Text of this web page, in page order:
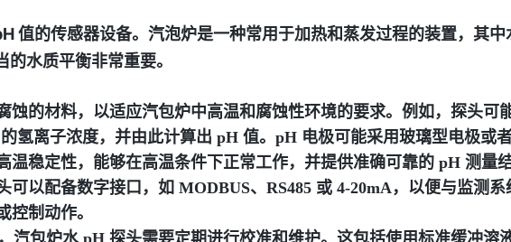
值的传感器设备。汽泡炉是一种常用于加热和蒸发过程的装置，其中
水质平衡非常重要。
的材料，以适应汽包炉中高温和腐蚀性环境的要求。例如，探头可
氢离子浓度，并由此计算出 pH 值。pH 电极可能采用玻璃型电极或
稳定性，能够在高温条件下正常工作，并提供准确可靠的 pH 测量结
以配备数字接口，如 MODBUS、RS485 或 4-20mA，以便与监测
制动作。
汽包炉水 pH 探头需要定期进行校准和维护。这包括使用标准缓冲溶